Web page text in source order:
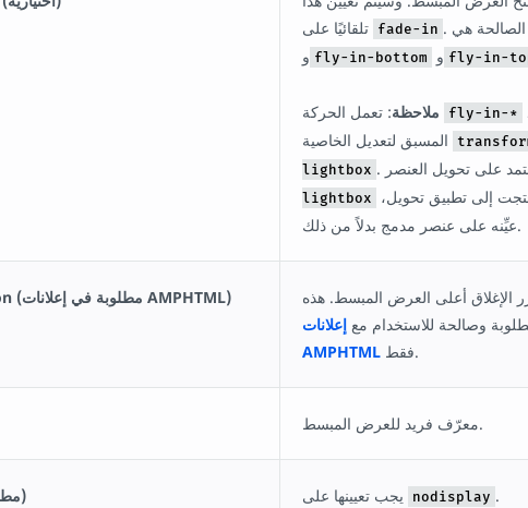
تلقائيًا على fade-in
و fly-in-bottom و fly-in-
ملاحظة fly-in-*
lightbox
lightbox
عيِّنه على عنصر مدمج بدلاً من ذلك.
close-button (مطلوبة في إعلانات AMPHTML)
أعلى العرض المبسط. هذه
وصالحة للاستخدام معإعلانات
AMPHTML
فقط.
معرّف فريد للعرض المبسط.
layout (مطلوبة) nodisplay .